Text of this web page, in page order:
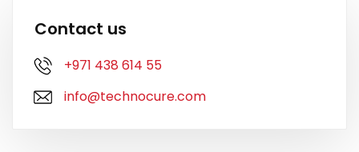
Contact us
+971 438 614 55
info@technocure.com